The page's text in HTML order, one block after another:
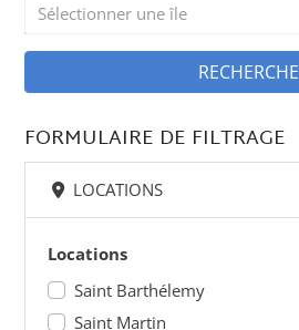
Sélectionner une île
RECHERCHE
FORMULAIRE DE FILTRAGE
LOCATIONS
Locations
Saint Barthélemy
Saint Martin